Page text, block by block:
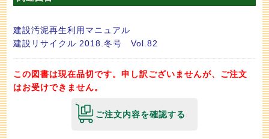
建設汚泥再生利用マニュアル
建設リサイクル 2018.冬号 Vol.82
この図書は現在品切です。申し訳ございませんが、ご注文
はお受けできません。
ご注文内容を確認する